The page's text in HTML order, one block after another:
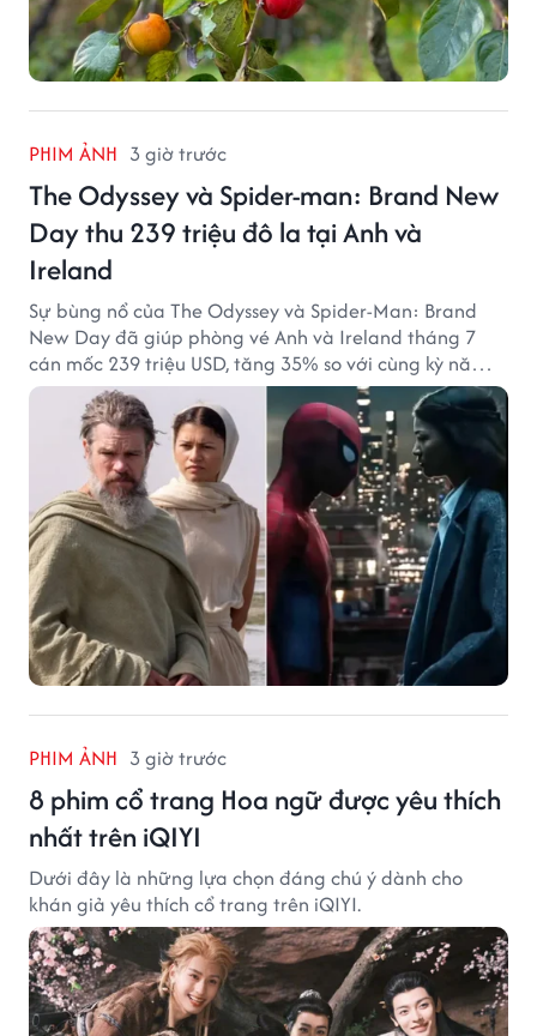
PHIM ẢNH 3 giờ trước
The Odyssey và Spider-man: Brand New
Day thu 239 triệu đô la tại Anh và
Ireland
Sự bùng nổ của The Odyssey và Spider-Man: Brand
New Day đã giúp phòng vé Anh và Ireland tháng 7
cán mốc 239 triệu USD, tăng 35% so với cùng kỳ năm
ngoái.
PHIM ẢNH 3 giờ trước
8 phim cổ trang Hoa ngữ được yêu thích
nhất trên iQIYI
Dưới đây là những lựa chọn đáng chú ý dành cho
khán giả yêu thích cổ trang trên iQIYI.